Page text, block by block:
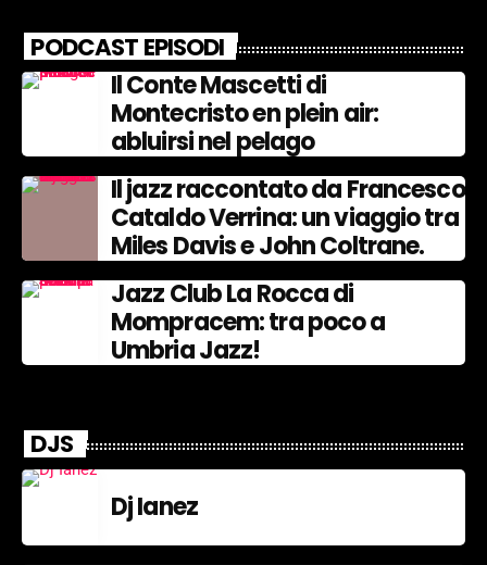
PODCAST EPISODI
Il Conte Mascetti di
Montecristo en plein air:
abluirsi nel pelago
Il jazz raccontato da Francesco
Cataldo Verrina: un viaggio tra
Miles Davis e John Coltrane.
Jazz Club La Rocca di
Mompracem: tra poco a
Umbria Jazz!
DJS
Dj Ianez